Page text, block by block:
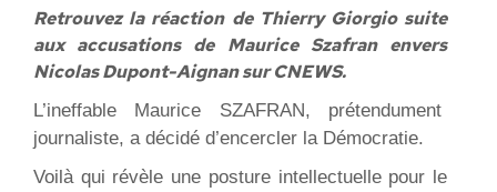
Retrouvez la réaction de Thierry Giorgio suite
aux accusations de Maurice Szafran envers
Nicolas Dupont-Aignan sur CNEWS.
L’ineffable Maurice SZAFRAN, prétendument
journaliste, a décidé d’encercler la Démocratie.
Voilà qui révèle une posture intellectuelle pour le